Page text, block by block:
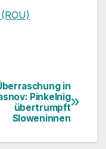
in
Pinkelnig
übertrumpft
Sloweninnen